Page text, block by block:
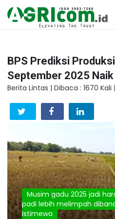
BPS Prediksi
September 2025
Berita Lintas | Dibaca : 1670 Kali |
Musim gadu 2025 jadi
padi lebih melimpah
Istimewa